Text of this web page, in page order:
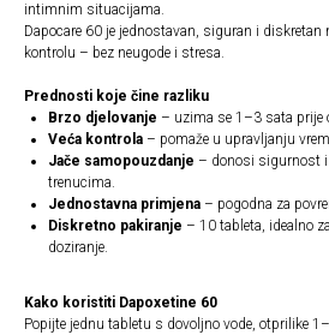
intimnim situacijama.
Dapocare 60 je jednostavan, siguran i diskretan
kontrolu – bez neugode i stresa.
Prednosti koje čine razliku
Brzo djelovanje – uzima se 1–3 sata prije
Veća kontrola – pomaže u upravljanju
Jače samopouzdanje – donosi sigurnost
trenucima.
Jednostavna primjena – pogodna za
Diskretno pakiranje – 10 tableta, idealno
doziranje.
Kako koristiti Dapoxetine 60
Popijte jednu tabletu s dovoljno vode, otprilike